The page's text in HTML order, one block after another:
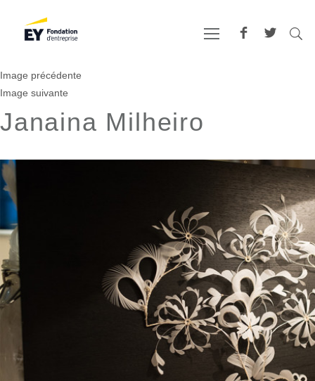
Image précédente
Image suivante
Janaina Milheiro